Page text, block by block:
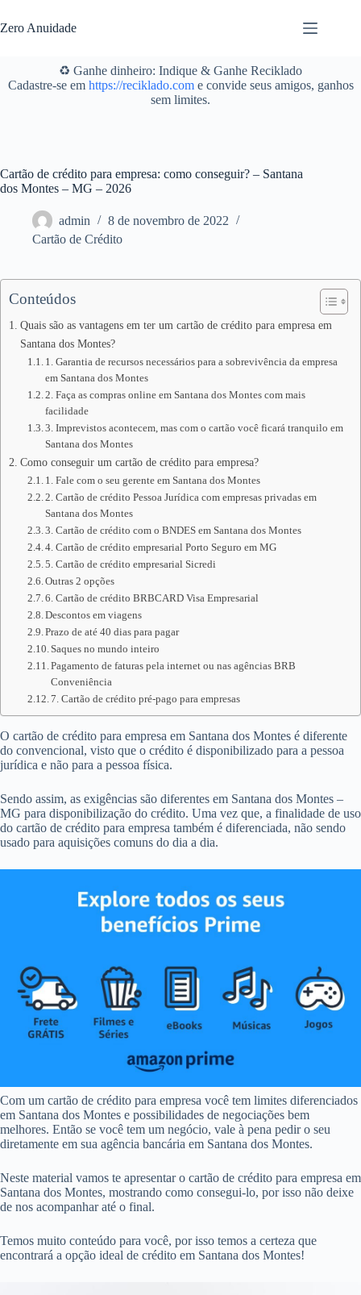
para
o
Zero Anuidade
♻️ Ganhe dinheiro: Indique & Ganhe Reciklado
Cadastre-se em https://reciklado.come convide seus amigos, ganhos
sem limites.
Cartão de crédito para empresa: como conseguir? – Santana
dos Montes – MG – 2026
admin
8 de novembro de 2022
Cartão de Crédito
Conteúdos
Quais são as vantagens em ter um cartão de crédito para empresa em
Santana dos Montes?
1. Garantia de recursos necessários para a sobrevivência da empresa
em Santana dos Montes
2. Faça as compras online em Santana dos Montes com mais
facilidade
3. Imprevistos acontecem, mas com o cartão você ficará tranquilo em
Santana dos Montes
Como conseguir um cartão de crédito para empresa?
1. Fale com o seu gerente em Santana dos Montes
2. Cartão de crédito Pessoa Jurídica com empresas privadas em
Santana dos Montes
3. Cartão de crédito com o BNDES em Santana dos Montes
4. Cartão de crédito empresarial Porto Seguro em MG
5. Cartão de crédito empresarial Sicredi
Outras 2 opções
6. Cartão de crédito BRBCARD Visa Empresarial
Descontos em viagens
Prazo de até 40 dias para pagar
Saques no mundo inteiro
Pagamento de faturas pela internet ou nas agências BRB
Conveniência
7. Cartão de crédito pré-pago para empresas
O cartão de crédito para empresa em Santana dos Montes é diferente
do convencional, visto que o crédito é disponibilizado para a pessoa
jurídica e não para a pessoa física.
Sendo assim, as exigências são diferentes em Santana dos Montes –
MG para disponibilização do crédito. Uma vez que, a finalidade de uso
do cartão de crédito para empresa também é diferenciada, não sendo
usado para aquisições comuns do dia a dia.
Com um cartão de crédito para empresa você tem limites diferenciados
em Santana dos Montes e possibilidades de negociações bem
melhores. Então se você tem um negócio, vale à pena pedir o seu
diretamente em sua agência bancária em Santana dos Montes.
Neste material vamos te apresentar o cartão de crédito para empresa em
Santana dos Montes, mostrando como consegui-lo, por isso não deixe
de nos acompanhar até o final.
Temos muito conteúdo para você, por isso temos a certeza que
encontrará a opção ideal de crédito em Santana dos Montes!